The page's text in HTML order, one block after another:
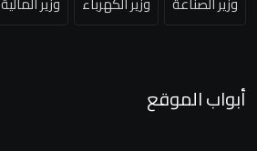
أبواب الموقع